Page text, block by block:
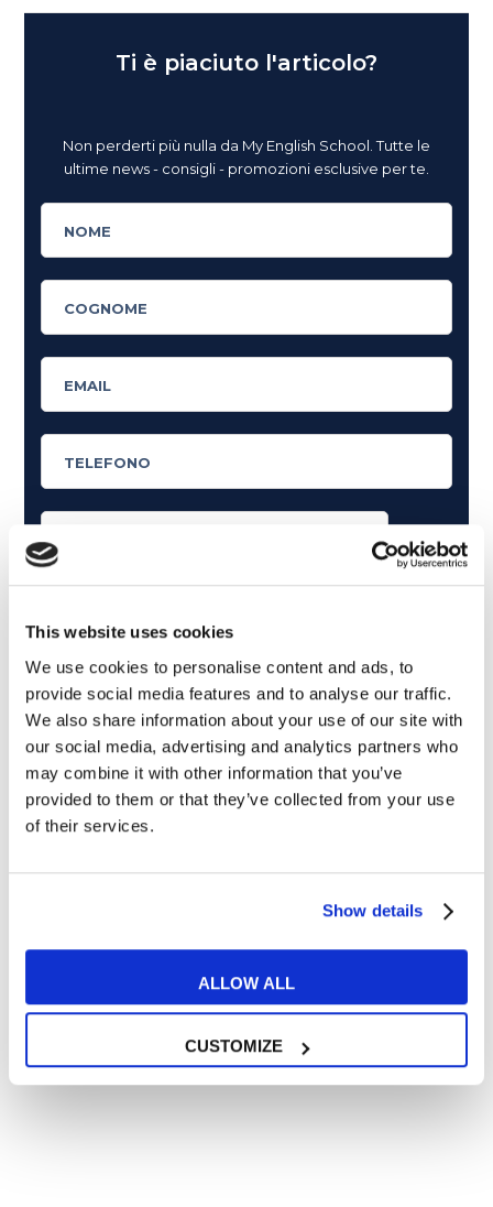
This website uses cookies
We use cookies to personalise content and ads, to
provide social media features and to analyse our traffic.
We also share information about your use of our site with
our social media, advertising and analytics partners who
may combine it with other information that you’ve
provided to them or that they’ve collected from your use
of their services.
Show details
ALLOW ALL
CUSTOMIZE
Ti è piaciuto l'articolo?
Non perderti più nulla da My English School. Tutte le
ultime news - consigli - promozioni esclusive per te.
Articoli dedicati alla grammatica inglese
Articoli dedicati a inglese nel mondo del lavoro
Articoli con tips e new sulla lingua inglese
Articoli divertenti su film e musica
In quanto di età superiore ai 16 anni, dichiaro di acconsentire
al trattamento dei miei dati personali in conformità
all’informativa privacy.
Desidero ricevere comunicazioni commerciali e promozionali